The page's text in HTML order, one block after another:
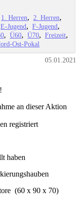
1. Herren
2. Herren
E-Jugend
F-Jugend
Ü60 Ü70
Freizeit
Ost-Pokal
05.01.2021
an dieser Aktion
registriert
haben
x 70)